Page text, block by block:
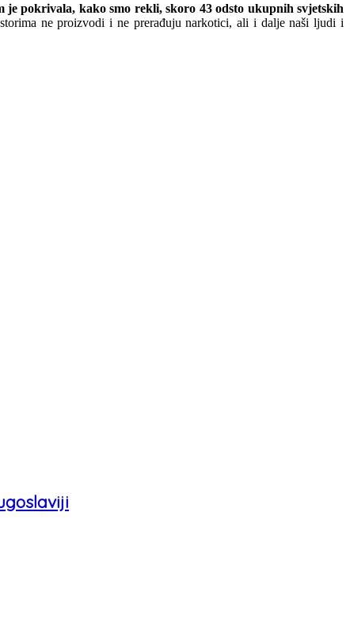
pokrivala, kako smo rekli, skoro 43 odsto ukupnih svjetskih
ne proizvodi i ne prerađuju narkotici, ali i dalje naši ljudi i